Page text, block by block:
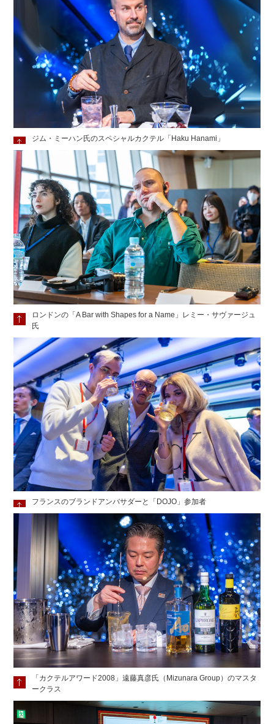
ジム・ミーハン氏のスペシャルカクテル「Haku Hanami」
ロンドンの「A Bar with Shapes for a Name」レミー・サヴァージュ
氏
フランスのブランドアンバサダーと「DOJO」参加者
「カクテルアワード2008」遠藤真彦氏（Mizunara Group）のマスタ
ークラス